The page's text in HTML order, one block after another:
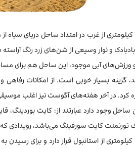
و نوار وسیعی از شن‌های زرد رنگ
و ورزش‌های آبی موجود، این ساحل هم برای
بسیار خوبی است. از امکانات رفاهی
کرد. در آخر هفته‌های آگوست نیز اغلب
وجود دارد عبارتند از: کایت بوردینگ،
تورنمنت کایت سورفینگ می‌باشد، رویدادی
ساحل بورک در فاصله 15 کیلومتری از استانبول قرار